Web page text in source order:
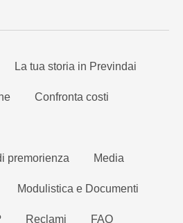
La tua storia in Previndai
Confronta costi
premorienza Media
Modulistica e Documenti
Reclami FAQ